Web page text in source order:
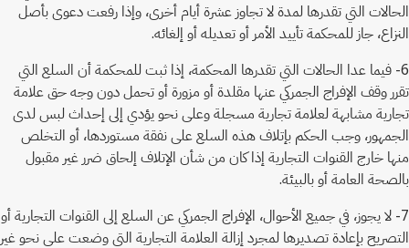
الحالات التي تقدرها لمدة لا تجاوز عشرة أيام أخرى، وإذا رفعت دعوى بأصل
النزاع، جاز للمحكمة تأييد الأمر أو تعديله أو إلغائه.
6- فيما عدا الحالات التي تقدرها المحكمة، إذا ثبت للمحكمة أن السلع التي
تقرر وقف الإفراج الجمركي عنها مقلدة أو مزورة أو تحمل دون وجه حق علامة
تجارية مشابهة لعلامة تجارية مسجلة وعلى نحو يؤدي إلى إحداث لبس لدى
الجمهور، وجب الحكم بإتلاف هذه السلع على نفقة مستوردها، أو التخلص
منها خارج القنوات التجارية إذا كان من شأن الإتلاف إلحاق ضرر غير مقبول
بالصحة العامة أو بالبيئة.
7- لا يجوز، في جميع الأحوال، الإفراج الجمركي عن السلع إلى القنوات التجارية أو
التصريح بإعادة تصديرها لمجرد إزالة العلامة التجارية التي وضعت على نحو غير